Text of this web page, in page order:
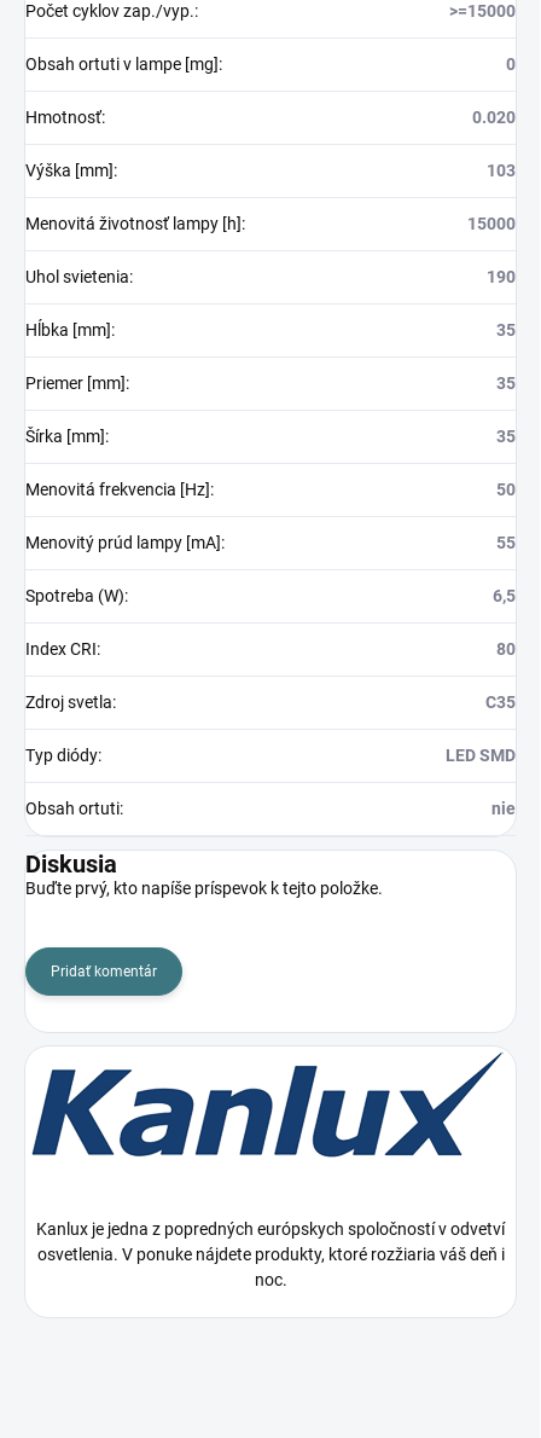
Počet cyklov zap./vyp.: >=15000
Obsah ortuti v lampe [mg]: 0
Hmotnosť: 0.020
Výška [mm]: 103
Menovitá životnosť lampy [h]: 15000
Uhol svietenia: 190
Hĺbka [mm]: 35
Priemer [mm]: 35
Šírka [mm]: 35
Menovitá frekvencia [Hz]: 50
Menovitý prúd lampy [mA]: 55
Spotreba (W): 6,5
Index CRI: 80
Zdroj svetla: C35
Typ diódy: LED SMD
Obsah ortuti: nie
Diskusia
Buďte prvý, kto napíše príspevok k tejto položke.
Pridať komentár
Kanlux je jedna z popredných európskych spoločností v odvetví
osvetlenia. V ponuke nájdete produkty, ktoré rozžiaria váš deň i
noc.